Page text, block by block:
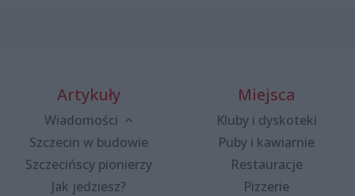
Artykuły
Wiadomości
Szczecin w budowie
Szczecińscy pionierzy
Jak jedziesz?
Miejsca
Kluby i dyskoteki
Puby i kawiarnie
Restauracje
Pizzerie